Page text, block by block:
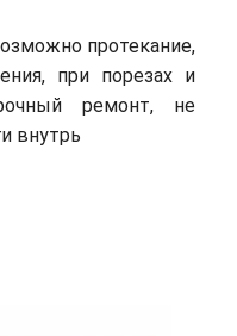
протекание,
при порезах и
ремонт, не
внутрь